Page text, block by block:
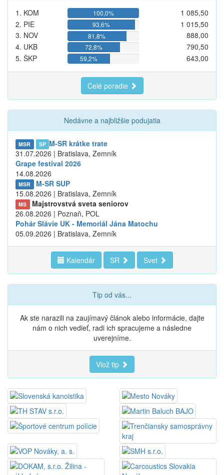
1. KOM 100,0%
1 085,50
2. PIE
93,6%
1 015,50
3. NOV
81,8%
888,00
4. UKB
72,8%
790,50
5. ŠKP
59,2% 643,00
Celé poradie
Nedávne a najbližšie podujatia
MSR SP M-SR krátke trate
31.07.2026 | Bratislava, Zemník
Grape festival 2026
14.08.2026
MSR
M-SR SUP
15.08.2026 | Bratislava, Zemník
MS
Majstrovstvá sveta seniorov
26.08.2026 | Poznaň, POL
Pohár Slávie UK - Memoriál Jána Matochu
05.09.2026 | Bratislava, Zemník
Kalendár SR Svet
Tip od vás...
Ak ste narazili na zaujímavý článok alebo informácie, dajte
nám o nich vedieť, radi ich spracujeme a následne
uverejníme.
Vlož tip